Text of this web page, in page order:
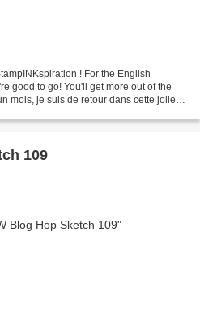
! For the English
good to go! You'll get more out of the
mois, je suis de retour dans cette jolie
109